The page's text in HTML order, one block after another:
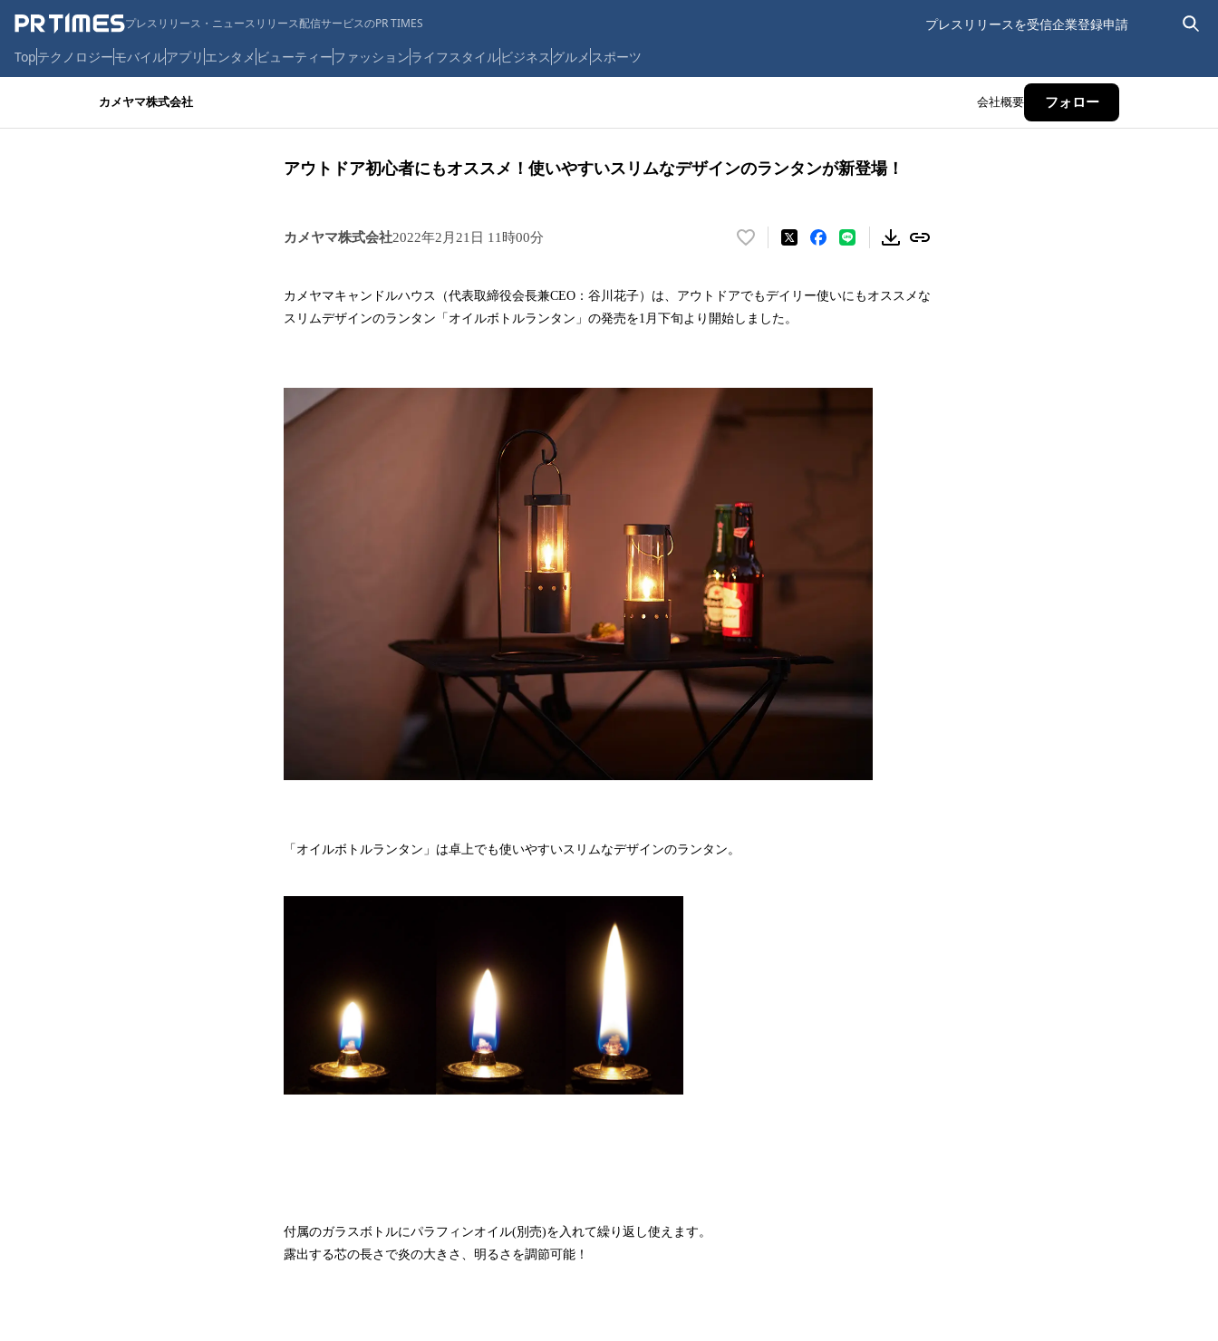
プレスリリース・ニュースリリース配信サービスのPR TIMES プレスリリースを受信企業登録申請
Topテクノロジーモバイルアプリ エンタメ ビューティーファッションライフスタイルビジネス グルメ スポーツ
カメヤマ株式会社 会社概要 フォロー
アウトドア初心者にもオススメ！使いやすいスリムなデザインのランタンが新登場！
カメヤマ株式会社2022年2月21日 11時00分
い
！
数
カメヤマキャンドルハウス（代表取締役会長兼CEO：谷川花子）は、アウトドアでもデイリー使いにもオススメな
スリムデザインのランタン「オイルボトルランタン」の発売を1月下旬より開始しました。
「オイルボトルランタン」は卓上でも使いやすいスリムなデザインのランタン。
付属のガラスボトルにパラフィンオイル(別売)を入れて繰り返し使えます。
露出する芯の長さで炎の大きさ、明るさを調節可能！